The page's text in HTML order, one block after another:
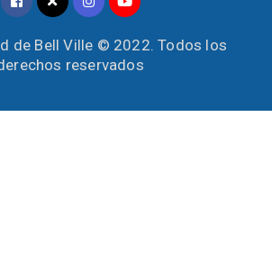
de Bell Ville © 2022. Todos los
reservados